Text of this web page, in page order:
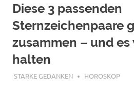
Diese 3 passenden
Sternzeichenpaare
zusammen – und
halten
NOVEMBER 14, 2019
STARKE GEDANKEN HOROSKOP